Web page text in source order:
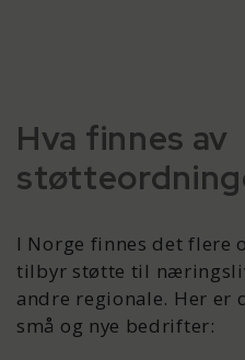
Hva finnes av
I Norge finnes det flere
tilbyr støtte til
andre regionale. Her er
små og nye bedrifter: